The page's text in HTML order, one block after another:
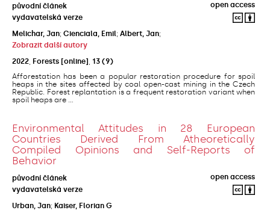
původní článek
open access
vydavatelská verze
Melichar, Jan; Cienciala, Emil; Albert, Jan;
Zobrazit další autory
2022 Forests [online] 13 (9)
Afforestation has been a popular restoration procedure for spoil
heaps in the sites affected by coal open-cast mining in the Czech
Republic. Forest replantation is a frequent restoration variant when
spoil heaps are ...
Environmental Attitudes in 28 European
Countries Derived From Atheoretically
Compiled Opinions and Self-Reports of
Behavior
původní článek
open access
vydavatelská verze
Urban, Jan; Kaiser, Florian G